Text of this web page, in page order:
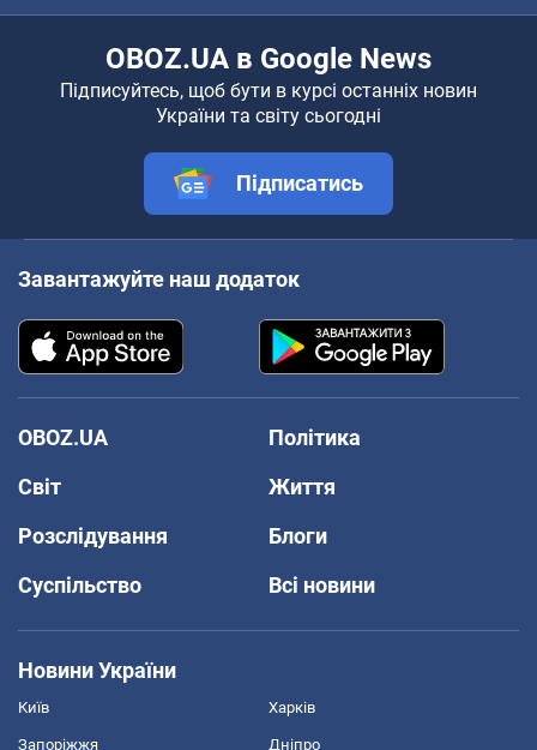
OBOZ.UA в Google News
Підписуйтесь, щоб бути в курсі останніх новин
України та світу сьогодні
Підписатись
Завантажуйте наш додаток
OBOZ.UA
Політика
Світ
Життя
Розслідування
Блоги
Суспільство
Всі новини
Новини України
Київ Харків
Запоріжжя Дніпро